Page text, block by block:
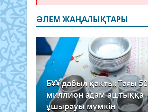
ӘЛЕМ ЖАҢАЛЫҚТАРЫ
БҰҰ дабыл қақты: Тағы 50
миллион адам аштыққа
ұшырауы мүмкін